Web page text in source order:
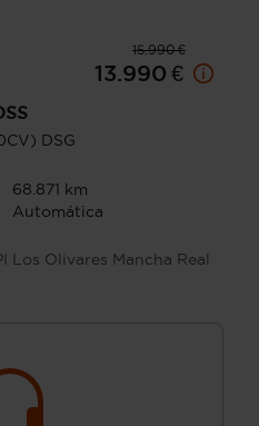
15.990 €
13.990 €
DSG
68.871 km
Automática
Los Olivares Mancha Real